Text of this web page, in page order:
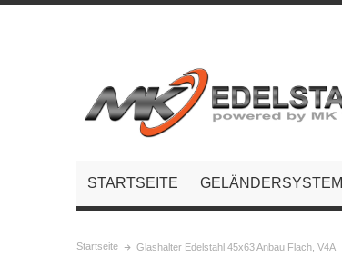
STARTSEITE GELÄNDERSYSTEM
Startseite Glashalter Edelstahl 45x63 Anbau Flach, V4A